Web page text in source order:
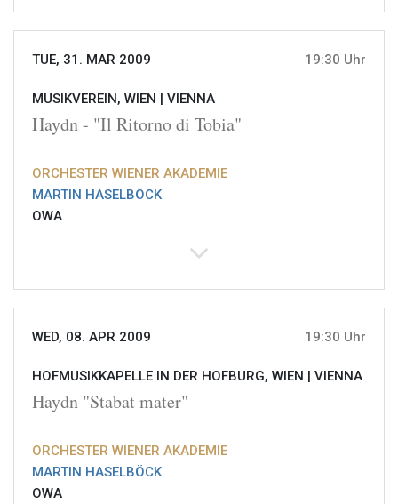
TUE, 31. MAR 2009 19:30 Uhr
MUSIKVEREIN, WIEN | VIENNA
Haydn - "Il Ritorno di Tobia"
ORCHESTER WIENER AKADEMIE
MARTIN HASELBÖCK
OWA
WED, 08. APR 2009 19:30 Uhr
HOFMUSIKKAPELLE IN DER HOFBURG, WIEN | VIENNA
Haydn "Stabat mater"
ORCHESTER WIENER AKADEMIE
MARTIN HASELBÖCK
OWA